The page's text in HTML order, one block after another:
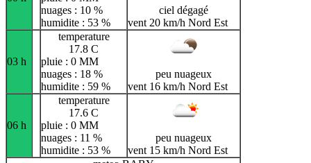
nuages : 10 %
humidite : 53 %
ciel dégagé
vent 20 km/h Nord Est
03 h
temperature
17.8 C
pluie : 0 MM
nuages : 18 %
humidite : 59 %
peu nuageux
vent 16 km/h Nord Est
06 h
temperature
17.6 C
pluie : 0 MM
nuages : 11 %
humidite : 53 %
peu nuageux
vent 15 km/h Nord Est